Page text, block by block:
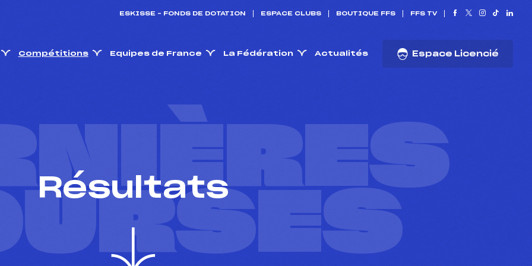
ESKISSE – FONDS DE DOTATION ESPACE CLUBS BOUTIQUE FFS FFS TV
Compétitions Equipes de France La Fédération Actualités Espace Licencié
Résultats